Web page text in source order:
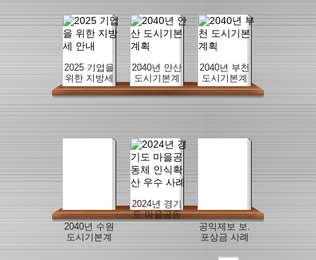
2025 기업을
위한 지방세
안내
2040년 안산
도시기본계
획
2040년 부천
도시기본계
획
2040년 수원
도시기본계
2024년 경기
도 마을공동
체 인식확산
공익제보 보.
포상금 사례